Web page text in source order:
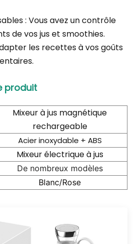
: Vous avez un contrôle
de vos jus et smoothies.
les recettes à vos goûts
produit
Mixeur à jus magnétique
rechargeable
Acier inoxydable + ABS
Mixeur électrique à jus
De nombreux modèles
Blanc/Rose